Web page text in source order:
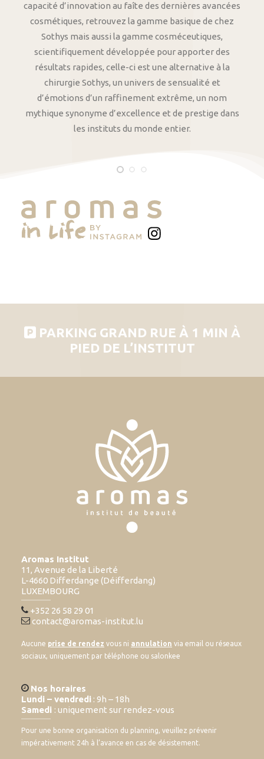
capacité d’innovation au faîte des dernières avancées
cosmétiques, retrouvez la gamme basique de chez
Sothys mais aussi la gamme cosméceutiques,
scientifiquement développée pour apporter des
résultats rapides, celle-ci est une alternative à la
chirurgie Sothys, un univers de sensualité et
d’émotions d’un raffinement extrême, un nom
mythique synonyme d’excellence et de prestige dans
les instituts du monde entier.
PARKING GRAND RUE À 1 MIN À
PIED DE L’INSTITUT
Aromas Institut
11, Avenue de la Liberté
L-4660 Differdange (Déifferdang)
LUXEMBOURG
+352 26 58 29 01
contact@aromas-institut.lu
Aucune prise de rendez vous ni annulation via email ou réseaux
sociaux, uniquement par téléphone ou salonkee
Nos horaires
Lundi – vendredi : 9h – 18h
Samedi : uniquement sur rendez-vous
Pour une bonne organisation du planning, veuillez prévenir
impérativement 24h à l’avance en cas de désistement.